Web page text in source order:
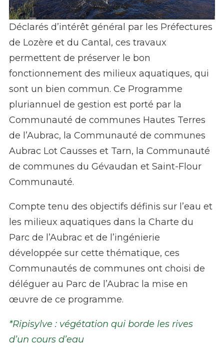
Le Bès près de Marchastel - PNR Aubrac
Déclarés d’intérêt général par les Préfectures
de Lozère et du Cantal, ces travaux
permettent de préserver le bon
fonctionnement des milieux aquatiques, qui
sont un bien commun. Ce Programme
pluriannuel de gestion est porté par la
Communauté de communes Hautes Terres
de l’Aubrac, la Communauté de communes
Aubrac Lot Causses et Tarn, la Communauté
de communes du Gévaudan et Saint-Flour
Communauté.
Compte tenu des objectifs définis sur l’eau et
les milieux aquatiques dans la Charte du
Parc de l’Aubrac et de l’ingénierie
développée sur cette thématique, ces
Communautés de communes ont choisi de
déléguer au Parc de l’Aubrac la mise en
œuvre de ce programme.
*Ripisylve : végétation qui borde les rives
d’un cours d’eau